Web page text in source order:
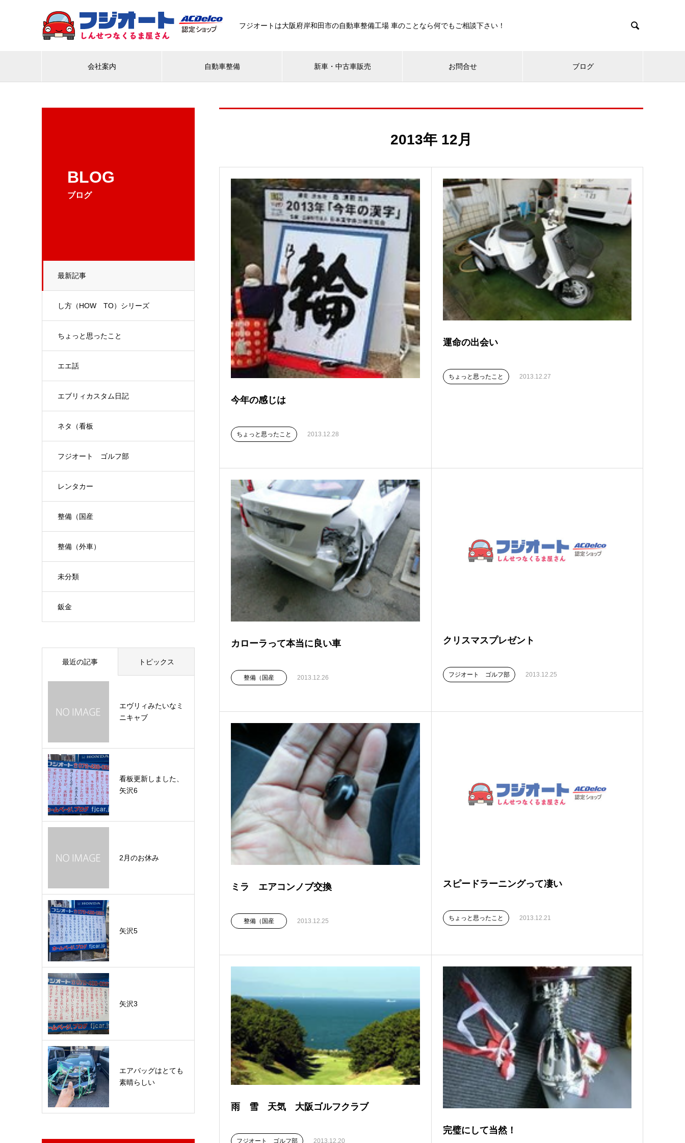
フジオートは大阪府岸和田市の自動車整備工場 車のことなら何でもご相談下さい！ 
会社案内 自動車整備 新車・中古車販売 お問合せ ブログ
BLOG
ブログ
最新記事
し方（HOW TO）シリーズ
ちょっと思ったこと
エエ話
エブリィカスタム日記
ネタ（看板
フジオート ゴルフ部
レンタカー
整備（国産
整備（外車）
未分類
鈑金
2013年 12月
今年の感じは
ちょっと思ったこと 2013.12.28
運命の出会い
ちょっと思ったこと 2013.12.27
カローラって本当に良い車
整備（国産 2013.12.26
クリスマスプレゼント
フジオート ゴルフ部 2013.12.25
ミラ エアコンノブ交換
整備（国産 2013.12.25
スピードラーニングって凄い
ちょっと思ったこと 2013.12.21
雨 雪 天気 大阪ゴルフクラブ
フジオート ゴルフ部 2013.12.20
完璧にして当然！
最近の記事 トピックス
エヴリィみたいなミ
ニキャブ
看板更新しました、
矢沢6
2月のお休み
矢沢5
矢沢3
エアバッグはとても
素晴らしい